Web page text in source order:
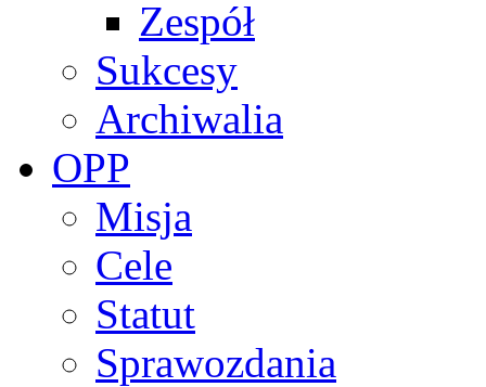
Zespół
Sukcesy
Archiwalia
OPP
Misja
Cele
Statut
Sprawozdania